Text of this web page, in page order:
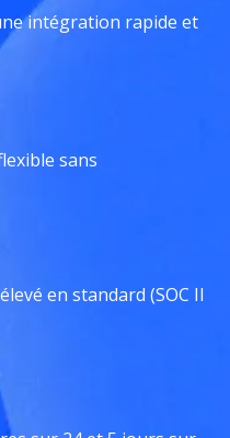
intégration rapide et
sans
en standard (SOC II